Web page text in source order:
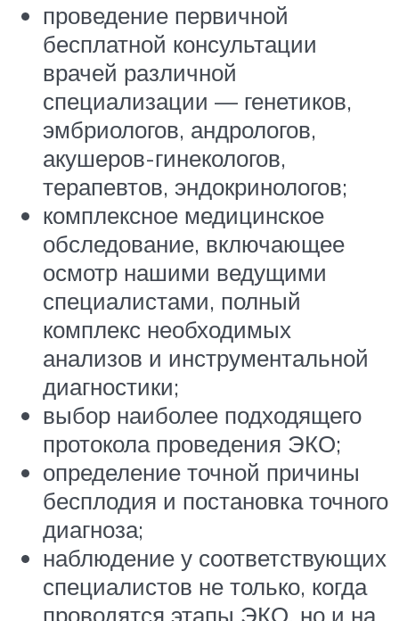
проведение первичной
бесплатной консультации
врачей различной
специализации — генетиков,
эмбриологов, андрологов,
акушеров-гинекологов,
терапевтов, эндокринологов;
комплексное медицинское
обследование, включающее
осмотр нашими ведущими
специалистами, полный
комплекс необходимых
анализов и инструментальной
диагностики;
выбор наиболее подходящего
протокола проведения ЭКО;
определение точной причины
бесплодия и постановка точного
диагноза;
наблюдение у соответствующих
специалистов не только, когда
проводятся этапы ЭКО, но и на